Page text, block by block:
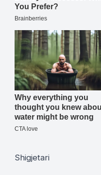
Shigjetari